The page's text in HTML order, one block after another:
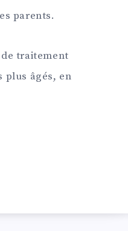
parents.
traitement
plus âgés, en